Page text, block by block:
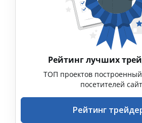
Рейтинг лучших
ТОП проектов
посетителей
Рейтинг